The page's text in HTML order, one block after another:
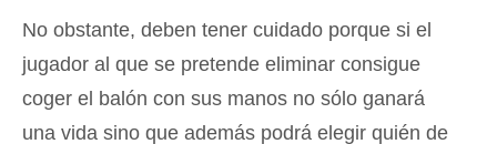
No obstante, deben tener cuidado porque si el
jugador al que se pretende eliminar consigue
coger el balón con sus manos no sólo ganará
una vida sino que además podrá elegir quién de